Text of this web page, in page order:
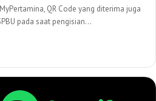
QR Code yang diterima juga
pada saat pengisian…